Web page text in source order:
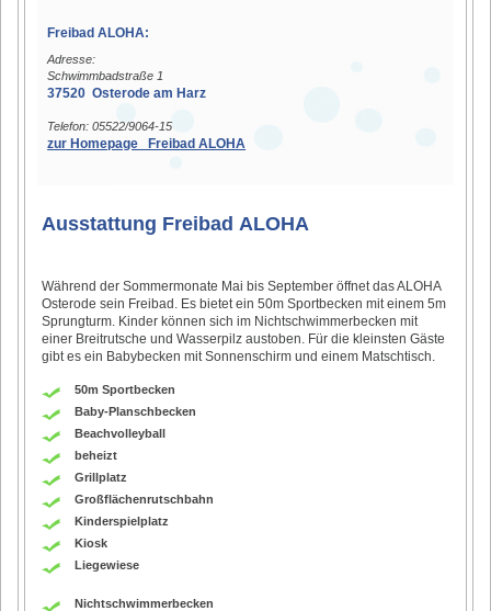
Freibad ALOHA:
Adresse:
Schwimmbadstraße 1
37520 Osterode am Harz
Telefon: 05522/9064-15
zur Homepage Freibad ALOHA
Ausstattung Freibad ALOHA
Während der Sommermonate Mai bis September öffnet das ALOHA
Osterode sein Freibad. Es bietet ein 50m Sportbecken mit einem 5m
Sprungturm. Kinder können sich im Nichtschwimmerbecken mit
einer Breitrutsche und Wasserpilz austoben. Für die kleinsten Gäste
gibt es ein Babybecken mit Sonnenschirm und einem Matschtisch.
50m Sportbecken
Baby-Planschbecken
Beachvolleyball
beheizt
Grillplatz
Großflächenrutschbahn
Kinderspielplatz
Kiosk
Liegewiese
Nichtschwimmerbecken